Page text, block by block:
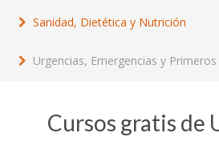
Sanidad, Dietética y Nutrición
Urgencias, Emergencias y
Cursos gratis de